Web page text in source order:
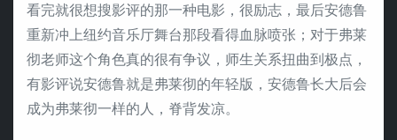
看完就很想搜影评的那一种电影，很励志，最后安德鲁
重新冲上纽约音乐厅舞台那段看得血脉喷张；对于弗莱
彻老师这个角色真的很有争议，师生关系扭曲到极点，
有影评说安德鲁就是弗莱彻的年轻版，安德鲁长大后会
成为弗莱彻一样的人，脊背发凉。